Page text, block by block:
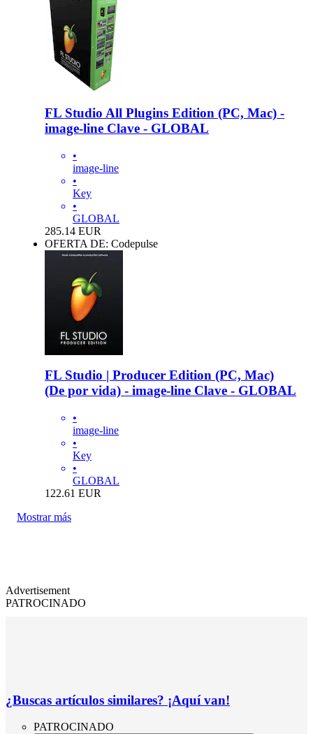
FL Studio All Plugins Edition (PC, Mac) -
image-line Clave - GLOBAL
•
image-line
•
Key
•
GLOBAL
285.14 EUR
OFERTA DE: Codepulse
FL Studio | Producer Edition (PC, Mac)
(De por vida) - image-line Clave - GLOBAL
•
image-line
•
Key
•
GLOBAL
122.61 EUR
Mostrar más
Advertisement
PATROCINADO
¿Buscas artículos similares? ¡Aquí van!
PATROCINADO